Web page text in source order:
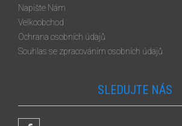
Napište Nám
Velkoobchod
Ochrana osobních údajů
Souhlas se zpracováním osobních údajů
SLEDUJTE NÁS